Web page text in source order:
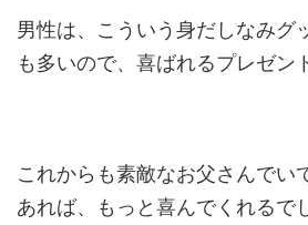
男性は、こういう身だしなみグ
も多いので、喜ばれるプレゼン
これからも素敵なお父さんでい
あれば、もっと喜んでくれるで